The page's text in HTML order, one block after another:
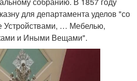
для департамента уделов "со
… Мебелью,
и Иными Вещами".